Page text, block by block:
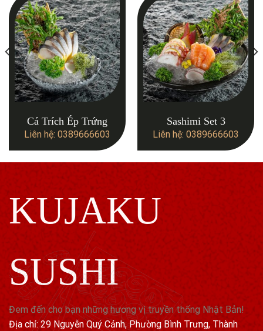
Cá Trích Ép Trứng
Liên hệ: 0389666603
Sashimi Set 3
Liên hệ: 0389666603
KUJAKU
SUSHI
Đem đến cho bạn những hương vị truyền thống Nhật Bản!
Địa chỉ: 29 Nguyễn Quý Cảnh, Phường Bình Trưng, Thành